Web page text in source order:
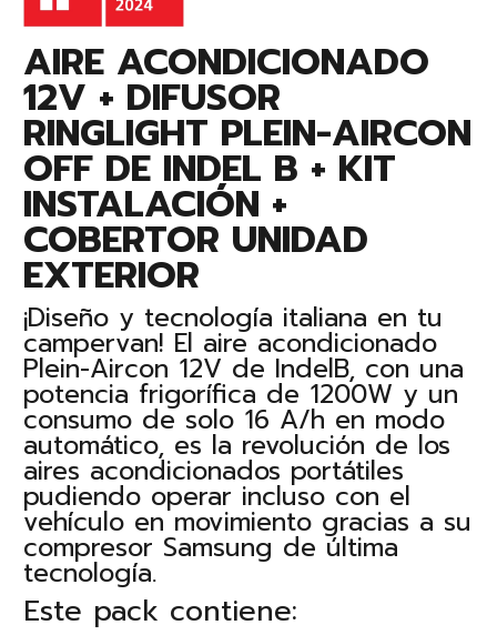
AIRE ACONDICIONADO
12V + DIFUSOR
RINGLIGHT PLEIN-AIRCON
OFF DE INDEL B + KIT
INSTALACIÓN +
COBERTOR UNIDAD
EXTERIOR
¡Diseño y tecnología italiana en tu
campervan! El aire acondicionado
Plein-Aircon 12V de IndelB, con una
potencia frigorífica de 1200W y un
consumo de solo 16 A/h en modo
automático, es la revolución de los
aires acondicionados portátiles
pudiendo operar incluso con el
vehículo en movimiento gracias a su
compresor Samsung de última
tecnología.
Este pack contiene: